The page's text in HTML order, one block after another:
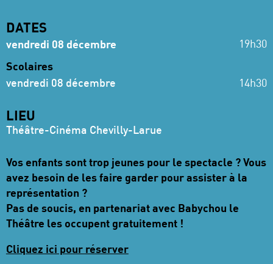
DATES
vendredi 08 décembre 19h30
Scolaires
vendredi 08 décembre 14h30
LIEU
Théâtre-Cinéma Chevilly-Larue
Vos enfants sont trop jeunes pour le spectacle ? Vous
avez besoin de les faire garder pour assister à la
représentation ?
Pas de soucis, en partenariat avec Babychou le
Théâtre les occupent gratuitement !
Cliquez ici pour réserver